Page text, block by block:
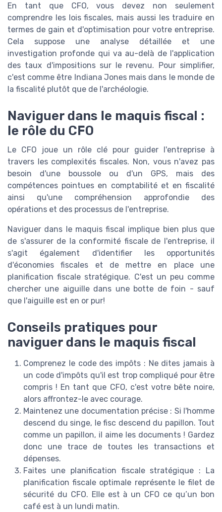
En tant que CFO, vous devez non seulement
comprendre les lois fiscales, mais aussi les traduire en
termes de gain et d'optimisation pour votre entreprise.
Cela suppose une analyse détaillée et une
investigation profonde qui va au-delà de l'application
des taux d'impositions sur le revenu. Pour simplifier,
c'est comme être Indiana Jones mais dans le monde de
la fiscalité plutôt que de l'archéologie.
Naviguer dans le maquis fiscal :
le rôle du CFO
Le CFO joue un rôle clé pour guider l'entreprise à
travers les complexités fiscales. Non, vous n'avez pas
besoin d'une boussole ou d'un GPS, mais des
compétences pointues en comptabilité et en fiscalité
ainsi qu'une compréhension approfondie des
opérations et des processus de l'entreprise.
Naviguer dans le maquis fiscal implique bien plus que
de s'assurer de la conformité fiscale de l'entreprise, il
s'agit également d'identifier les opportunités
d'économies fiscales et de mettre en place une
planification fiscale stratégique. C'est un peu comme
chercher une aiguille dans une botte de foin - sauf
que l'aiguille est en or pur!
Conseils pratiques pour
naviguer dans le maquis fiscal
Comprenez le code des impôts : Ne dites jamais à
un code d'impôts qu'il est trop compliqué pour être
compris ! En tant que CFO, c'est votre bête noire,
alors affrontez-le avec courage.
Maintenez une documentation précise : Si l'homme
descend du singe, le fisc descend du papillon. Tout
comme un papillon, il aime les documents ! Gardez
donc une trace de toutes les transactions et
dépenses.
Faites une planification fiscale stratégique : La
planification fiscale optimale représente le filet de
sécurité du CFO. Elle est à un CFO ce qu’un bon
café est à un lundi matin.